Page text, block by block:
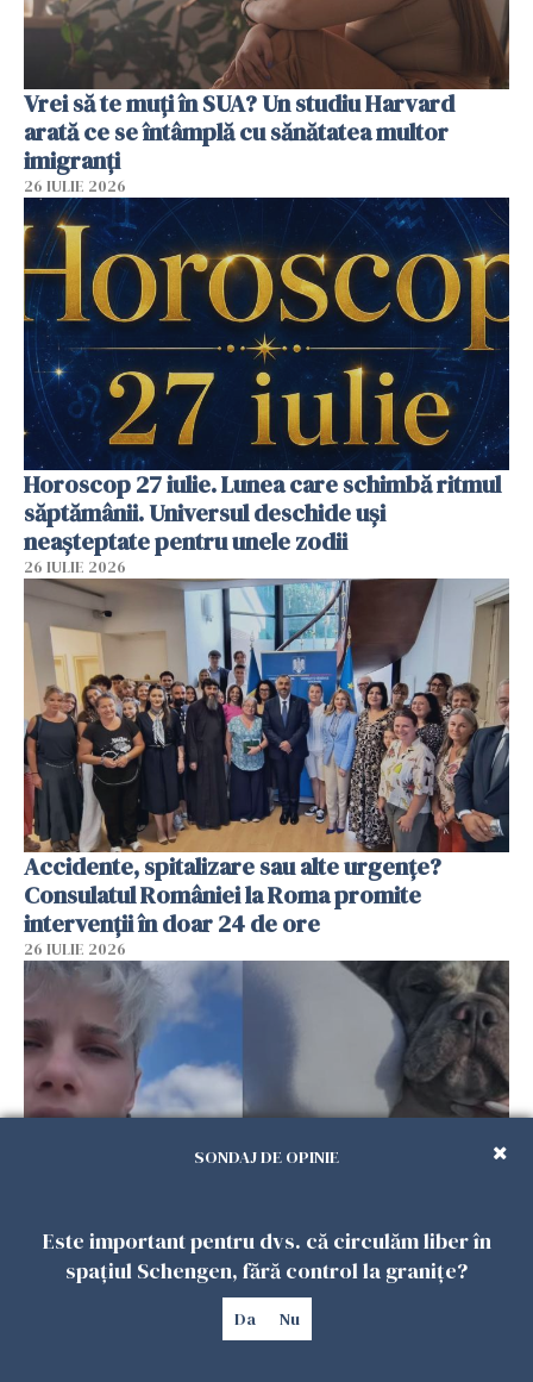
Vrei să te muți în SUA? Un studiu Harvard
arată ce se întâmplă cu sănătatea multor
imigranți
26 IULIE 2026
Horoscop 27 iulie. Lunea care schimbă ritmul
săptămânii. Universul deschide uși
neașteptate pentru unele zodii
26 IULIE 2026
Accidente, spitalizare sau alte urgențe?
Consulatul României la Roma promite
intervenții în doar 24 de ore
26 IULIE 2026
Ce a pățit o româncă în timp ce își plimba
câinele în Germania. Mesajul ei a stârnit
SONDAJ DE OPINIE
Este important pentru dvs. că circulăm liber în
spațiul Schengen, fără control la granițe?
Da Nu